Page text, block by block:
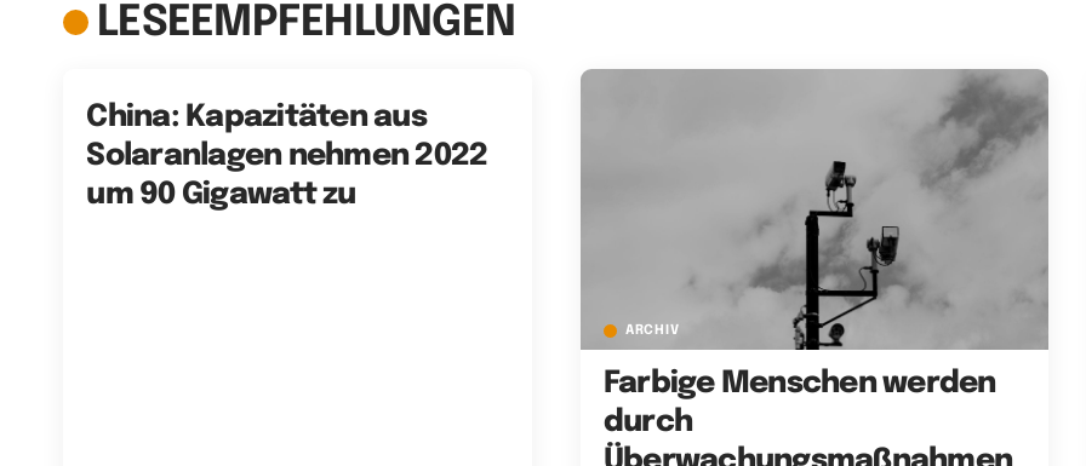
LESEEMPFEHLUNGEN
China: Kapazitäten aus
Solaranlagen nehmen 2022
um 90 Gigawatt zu
ARCHIV
Farbige Menschen werden
durch